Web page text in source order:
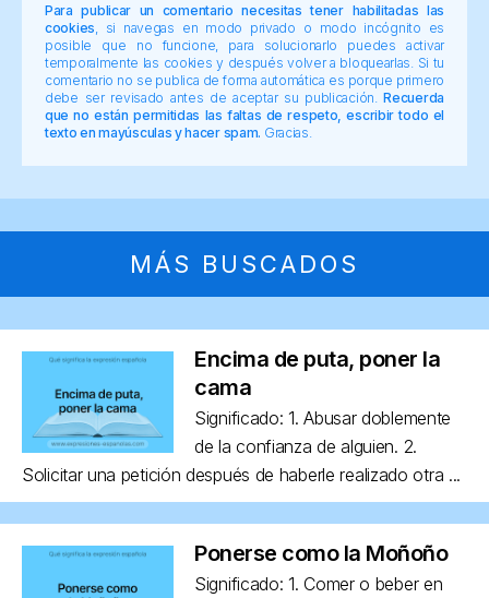
Para publicar un comentario necesitas tener habilitadas las
cookies , si navegas en modo privado o modo incógnito es
posible que no funcione, para solucionarlo puedes activar
temporalmente las cookies y después volver a bloquearlas. Si tu
comentario no se publica de forma automática es porque primero
debe ser revisado antes de aceptar su publicación.Recuerda
que no están permitidas las faltas de respeto, escribir todo el
texto en mayúsculas y hacer spam. Gracias.
MÁS BUSCADOS
Encima de puta, poner la
cama
Significado: 1. Abusar doblemente
de la confianza de alguien. 2.
Solicitar una petición después de haberle realizado otra ...
Ponerse como la Moñoño
Significado: 1. Comer o beber en